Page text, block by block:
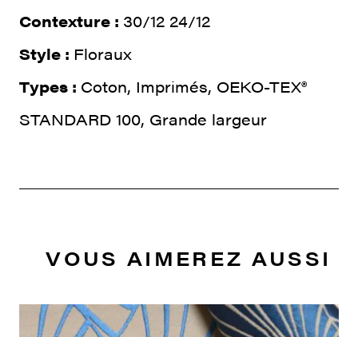
Contexture : 30/12 24/12
Style : Floraux
Types : Coton, Imprimés, OEKO-TEX®
STANDARD 100, Grande largeur
VOUS AIMEREZ AUSSI